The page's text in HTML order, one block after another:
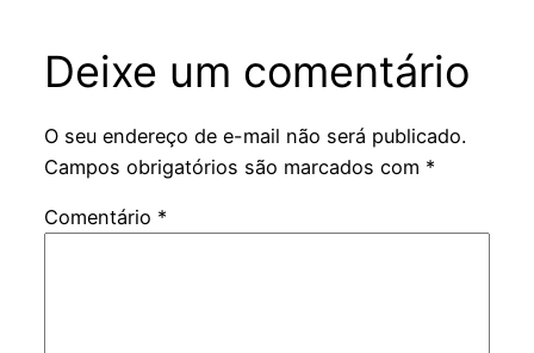
Deixe um comentário
O seu endereço de e-mail não será publicado.
Campos obrigatórios são marcados com *
Comentário *